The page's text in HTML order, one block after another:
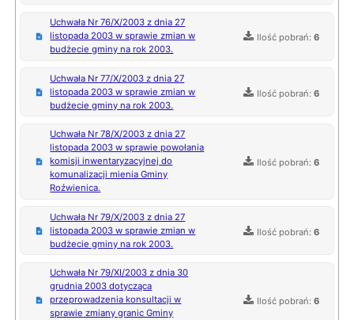
Uchwała Nr 76/X/2003 z dnia 27
listopada 2003 w sprawie zmian w
budżecie gminy na rok 2003.
Ilość pobrań:6
Uchwała Nr 77/X/2003 z dnia 27
listopada 2003 w sprawie zmian w
budżecie gminy na rok 2003.
Ilość pobrań:6
Uchwała Nr 78/X/2003 z dnia 27
listopada 2003 w sprawie powołania
komisji inwentaryzacyjnej do
komunalizacji mienia Gminy
Roźwienica.
Ilość pobrań:6
Uchwała Nr 79/X/2003 z dnia 27
listopada 2003 w sprawie zmian w
budżecie gminy na rok 2003.
Ilość pobrań:6
Uchwała Nr 79/XI/2003 z dnia 30
grudnia 2003 dotycząca
przeprowadzenia konsultacji w
sprawie zmiany granic Gminy
Ilość pobrań:6